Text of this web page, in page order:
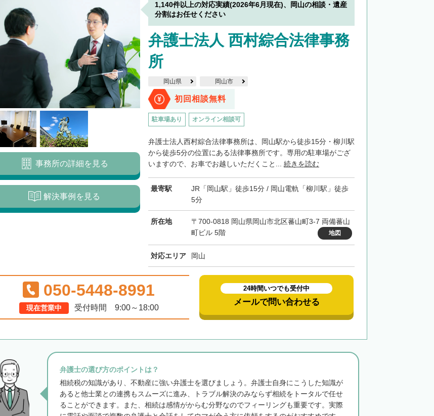
1,140件以上の対応実績(2026年6月現在)、岡山の相談・遺産
分割はお任せください
弁護士法人 西村綜合法律事務
所
岡山県 岡山市
初回相談無料
駐車場あり オンライン相談可
弁護士法人西村綜合法律事務所は、岡山駅から徒歩15分・柳川駅
から徒歩5分の位置にある法律事務所です。専用の駐車場がござ
いますので、お車でお越しいただくこと... 続きを読む
最寄駅
JR「岡山駅」徒歩15分 / 岡山電軌「柳川駅」徒歩
5分
所在地
〒700-0818 岡山県岡山市北区蕃山町3-7 両備蕃山
町ビル 5階
地図
対応エリア 岡山
事務所の詳細を見る
解決事例を見る
050-5448-8991
現在営業中 受付時間 9:00～18:00
24時間いつでも受付中
メールで問い合わせる
弁護士の選び方のポイントは？
相続税の知識があり、不動産に強い弁護士を選びましょう。弁護士自身にこうした知識が
あると他士業との連携もスムーズに進み、トラブル解決のみならず相続をトータルで任せ
ることができます。また、相続は感情がからむ分野なのでフィーリングも重要です。実際